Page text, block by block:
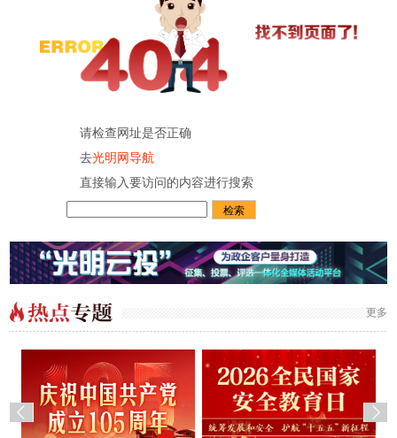
请检查网址是否正确
去光明网导航
直接输入要访问的内容进行搜索